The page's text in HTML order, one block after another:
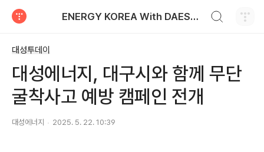
ENERGY KOREA With DAESUNG ENERGY
대성투데이
대성에너지, 대구시와 함께 무단
굴착사고 예방 캠페인 전개
대성에너지 2025. 5. 22. 10:39